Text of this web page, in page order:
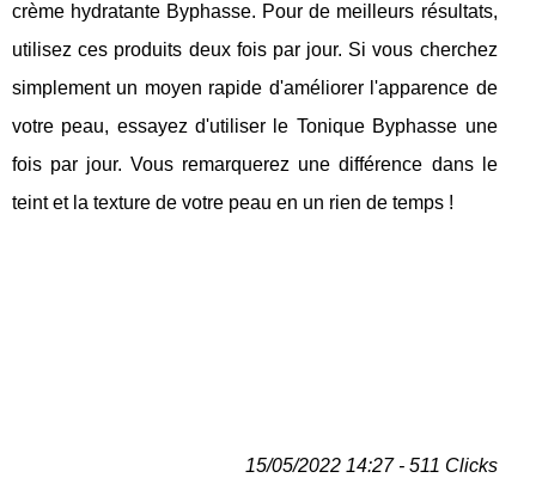
crème hydratante Byphasse. Pour de meilleurs résultats,
utilisez ces produits deux fois par jour. Si vous cherchez
simplement un moyen rapide d'améliorer l'apparence de
votre peau, essayez d'utiliser le Tonique Byphasse une
fois par jour. Vous remarquerez une différence dans le
teint et la texture de votre peau en un rien de temps !
15/05/2022 14:27 - 511 Clicks